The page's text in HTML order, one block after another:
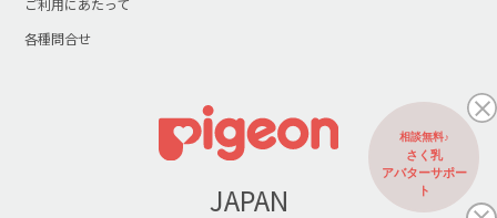
ご利用にあたって
各種問合せ
JAPAN
相談無料♪
さく乳
アバターサポー
ト